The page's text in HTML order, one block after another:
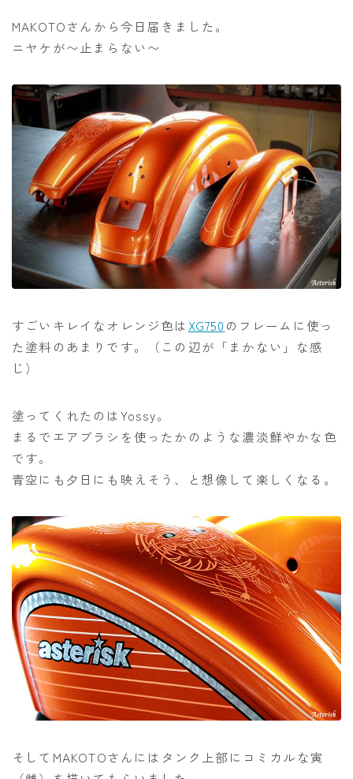
MAKOTOさんから今日届きました。
ニヤケが〜止まらない〜
すごいキレイなオレンジ色は XG750 のフレームに使っ
た塗料のあまりです。（この辺が「まかない」な感
じ）
塗ってくれたのはYossy。
まるでエアブラシを使ったかのような濃淡鮮やかな色
です。
青空にも夕日にも映えそう、と想像して楽しくなる。
そしてMAKOTOさんにはタンク上部にコミカルな寅